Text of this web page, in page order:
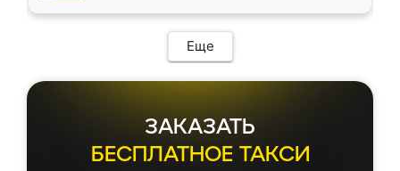
Еще
ЗАКАЗАТЬ
БЕСПЛАТНОЕ ТАКСИ